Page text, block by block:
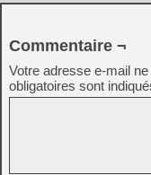
Commentaire ¬
Votre adresse e-mail
obligatoires sont